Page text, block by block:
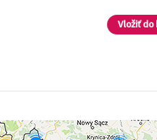
Vložiť do košíka